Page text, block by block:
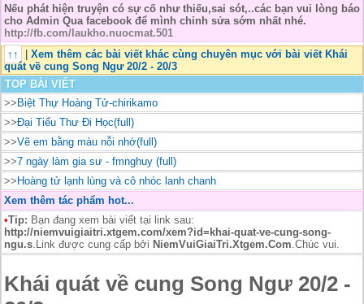
Nếu phát hiện truyện có sự cố như thiếu,sai sót,..các bạn vui lòng báo
cho Admin Qua facebook để mình chỉnh sửa sớm nhất nhé.
http://fb.com/laukho.nuocmat.501
↑↑
| Xem thêm các bài viết khác cùng chuyên mục với bài viết Khái
quát về cung Song Ngư 20/2 - 20/3
TOP BÀI VIẾT
>>Biệt Thự Hoàng Tử-chirikamo
>>Đại Tiểu Thư Đi Học(full)
>>Vẽ em bằng màu nỗi nhớ(full)
>>7 ngày làm gia sư - fmnghuy (full)
>>Hoàng tử lạnh lùng và cô nhóc lanh chanh
Xem thêm tác phẩm hot...
•Tip: Bạn đang xem bài viết tại link sau:
http://niemvuigiaitri.xtgem.com/xem?id=khai-quat-ve-cung-song-
ngu.s .Link được cung cấp bởi NiemVuiGiaiTri.Xtgem.Com .Chúc vui.
Khái quát về cung Song Ngư 20/2 -